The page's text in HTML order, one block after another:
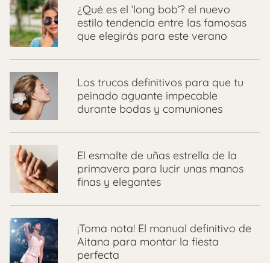
¿Qué es el ‘long bob’? el nuevo
estilo tendencia entre las famosas
que elegirás para este verano
Los trucos definitivos para que tu
peinado aguante impecable
durante bodas y comuniones
El esmalte de uñas estrella de la
primavera para lucir unas manos
finas y elegantes
¡Toma nota! El manual definitivo de
Aitana para montar la fiesta
perfecta